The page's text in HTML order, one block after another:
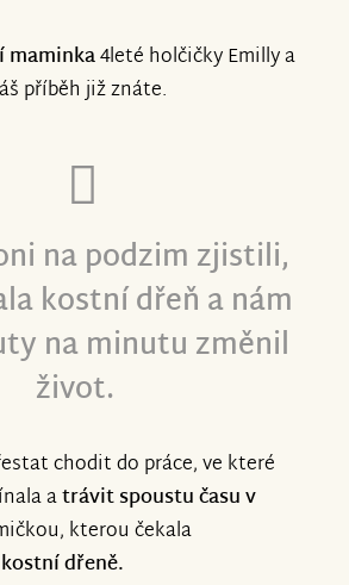
SI TOHO
VÁŽÍME,
A
VŠEM
HLAVNĚ Z
Í!
:)
4leté holčičky Emilly a
příběh již znáte.
na podzim zjistili,
kostní dřeň a nám
na minutu změnil
život.
chodit do práce, ve které
atrávit spoustu času v
kterou čekala
dřeně.